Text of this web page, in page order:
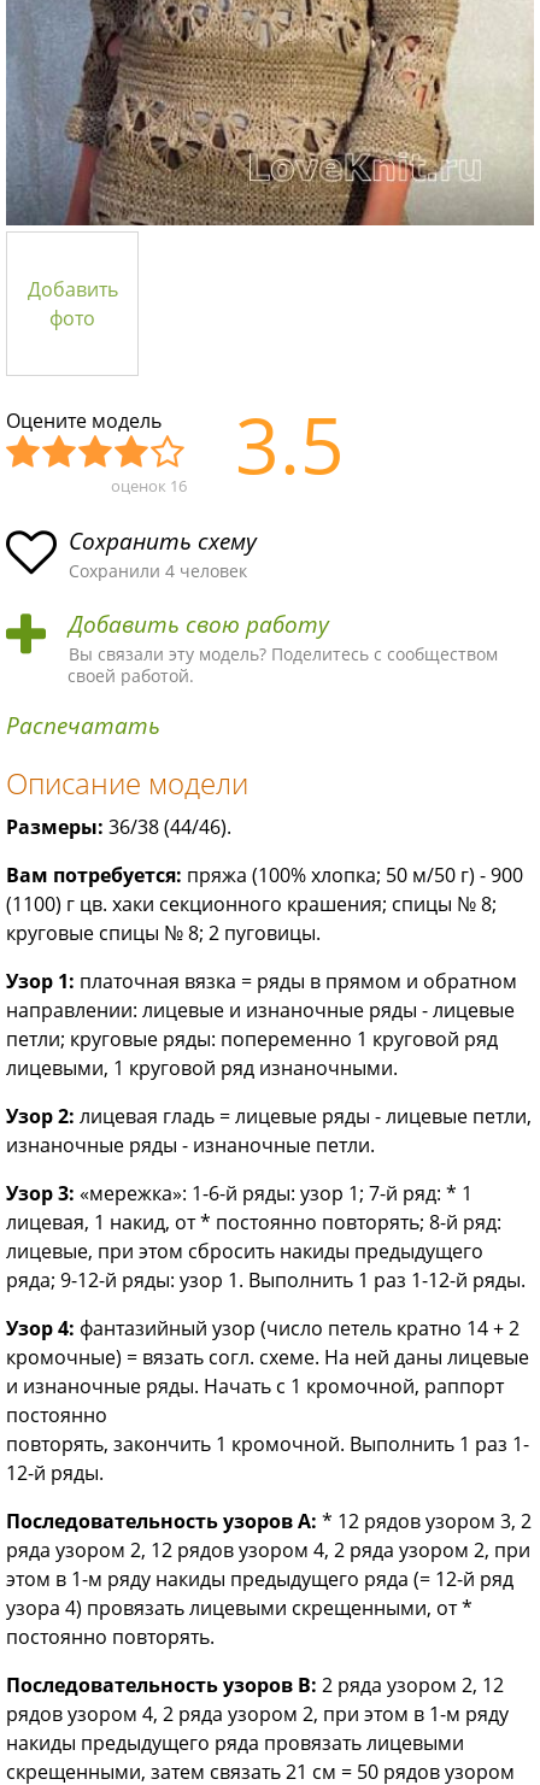
Добавить
фото
Оцените модель
асн
ая
ма
пло
хая
ма
ыч
ная
ма
Хор
ая
ма
Отл
ая
ма!
оценок 16 3.5
Сохранить схему
Сохранили 4 человек
Добавить свою работу
Вы связали эту модель? Поделитесь с сообществом
своей работой.
Распечатать
Описание модели
Размеры: 36/38 (44/46).
Вам потребуется: пряжа (100% хлопка; 50 м/50 г) - 900
(1100) г цв. хаки секционного крашения; спицы № 8;
круговые спицы № 8; 2 пуговицы.
Узор 1: платочная вязка = ряды в прямом и обратном
направлении: лицевые и изнаночные ряды - лицевые
петли; круговые ряды: попеременно 1 круговой ряд
лицевыми, 1 круговой ряд изнаночными.
Узор 2: лицевая гладь = лицевые ряды - лицевые петли,
изнаночные ряды - изнаночные петли.
Узор 3: «мережка»: 1-6-й ряды: узор 1; 7-й ряд: * 1
лицевая, 1 накид, от * постоянно повторять; 8-й ряд:
лицевые, при этом сбросить накиды предыдущего
ряда; 9-12-й ряды: узор 1. Выполнить 1 раз 1-12-й ряды.
Узор 4: фантазийный узор (число петель кратно 14 + 2
кромочные) = вязать согл. схеме. На ней даны лицевые
и изнаночные ряды. Начать с 1 кромочной, раппорт
постоянно
повторять, закончить 1 кромочной. Выполнить 1 раз 1-
12-й ряды.
Последовательность узоров А: * 12 рядов узором 3, 2
ряда узором 2, 12 рядов узором 4, 2 ряда узором 2, при
этом в 1-м ряду накиды предыдущего ряда (= 12-й ряд
узора 4) провязать лицевыми скрещенными, от *
постоянно повторять.
Последовательность узоров В: 2 ряда узором 2, 12
рядов узором 4, 2 ряда узором 2, при этом в 1-м ряду
накиды предыдущего ряда провязать лицевыми
скрещенными, затем связать 21 см = 50 рядов узором